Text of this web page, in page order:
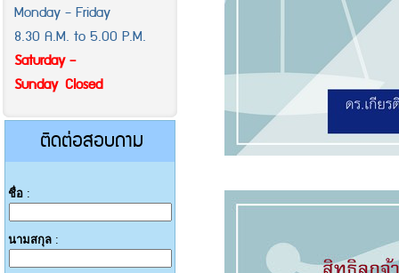
Monday - Friday
8.30 A.M. to 5.00 P.M.
Saturday -
Sunday Closed
ติดต่อสอบถาม
ชื่อ :
นามสกุล :